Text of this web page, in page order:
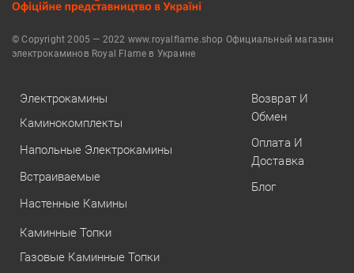
© Copyright 2005 — 2022 www.royalflame.shop Официальный магазин
электрокаминов Royal Flame в Украине
Электрокамины
Каминокомплекты
Напольные Электрокамины
Встраиваемые
Настенные Камины
Каминные Топки
Газовые Каминные Топки
Возврат И
Обмен
Оплата И
Доставка
Блог